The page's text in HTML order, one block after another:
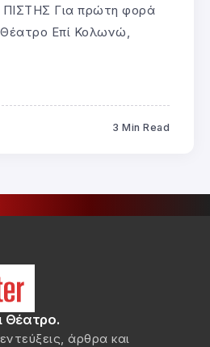
Για πρώτη φορά
Επί Κολωνώ,
3 Min Read
Θέατρο.
άρθρα και